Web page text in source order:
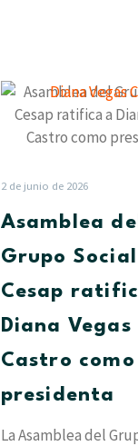
celebrado en
del
Diana
como
2 de junio de 2026
Asamblea del
Grupo Social
Cesap
Diana Vegas
Castro como
presidenta
La Asamblea del